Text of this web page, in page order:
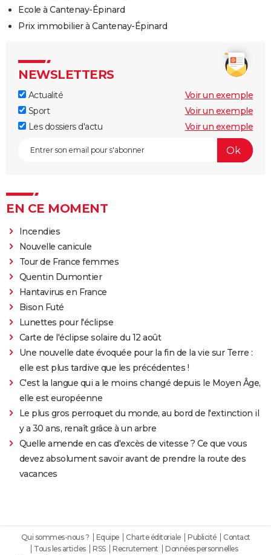
Ecole à Cantenay-Épinard
Prix immobilier à Cantenay-Épinard
NEWSLETTERS
Actualité
Voir un exemple
Sport
Voir un exemple
Les dossiers d'actu
Voir un exemple
EN CE MOMENT
Incendies
Nouvelle canicule
Tour de France femmes
Quentin Dumontier
Hantavirus en France
Bison Futé
Lunettes pour l'éclipse
Carte de l'éclipse solaire du 12 août
Une nouvelle date évoquée pour la fin de la vie sur Terre :
elle est plus tardive que les précédentes !
C'est la langue qui a le moins changé depuis le Moyen Âge,
elle est européenne
Le plus gros perroquet du monde, au bord de l'extinction il
y a 30 ans, renaît grâce à un arbre
Quelle amende en cas d'excès de vitesse ? Ce que vous
devez absolument savoir avant de prendre la route des
vacances
Qui sommes-nous ? Equipe Charte éditoriale Publicité
Contact
Tous les articles
RSS Recrutement
Données personnelles